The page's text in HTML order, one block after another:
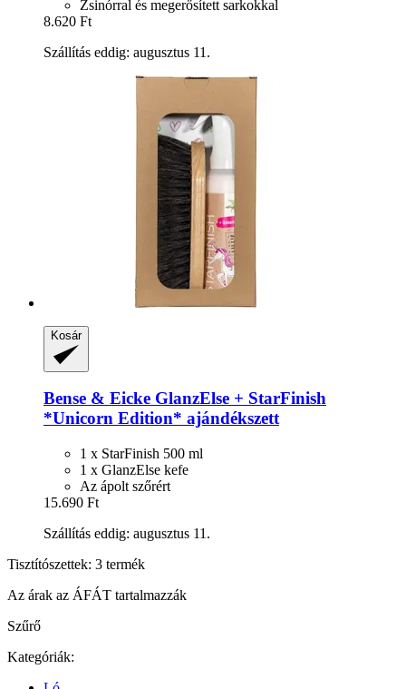
Zsinórral és megerősített sarkokkal
8.620 Ft
Szállítás eddig: augusztus 11.
Kosár
Bense & Eicke GlanzElse + StarFinish
*Unicorn Edition* ajándékszett
1 x StarFinish 500 ml
1 x GlanzElse kefe
Az ápolt szőrért
15.690 Ft
Szállítás eddig: augusztus 11.
Tisztítószettek: 3 termék
Az árak az ÁFÁT tartalmazzák
Szűrő
Kategóriák: